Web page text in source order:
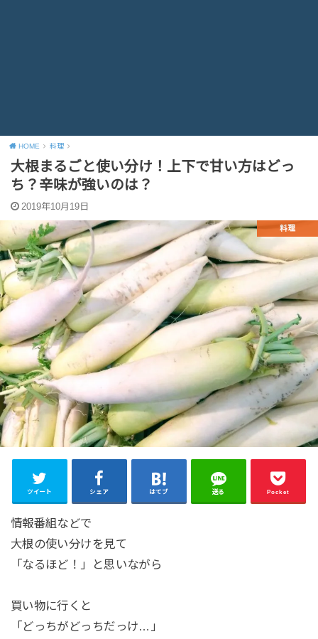
HOME 料理
大根まるごと使い分け！上下で甘い方はどっ
ち？辛味が強いのは？
2019年10月19日
料理
ツイート シェア はてブ 送る Pocket
情報番組などで
大根の使い分けを見て
「なるほど！」と思いながら
買い物に行くと
「どっちがどっちだっけ…」